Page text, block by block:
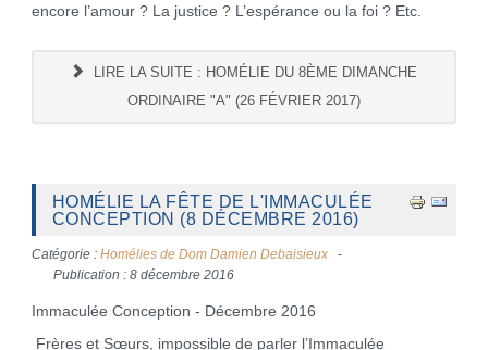
encore l’amour ? La justice ? L’espérance ou la foi ? Etc.
LIRE LA SUITE : HOMÉLIE DU 8ÈME DIMANCHE
ORDINAIRE "A" (26 FÉVRIER 2017)
HOMÉLIE LA FÊTE DE L'IMMACULÉE
CONCEPTION (8 DÉCEMBRE 2016)
Catégorie : Homélies de Dom Damien Debaisieux
Publication : 8 décembre 2016
Immaculée Conception - Décembre 2016
Frères et Sœurs, impossible de parler l’Immaculée